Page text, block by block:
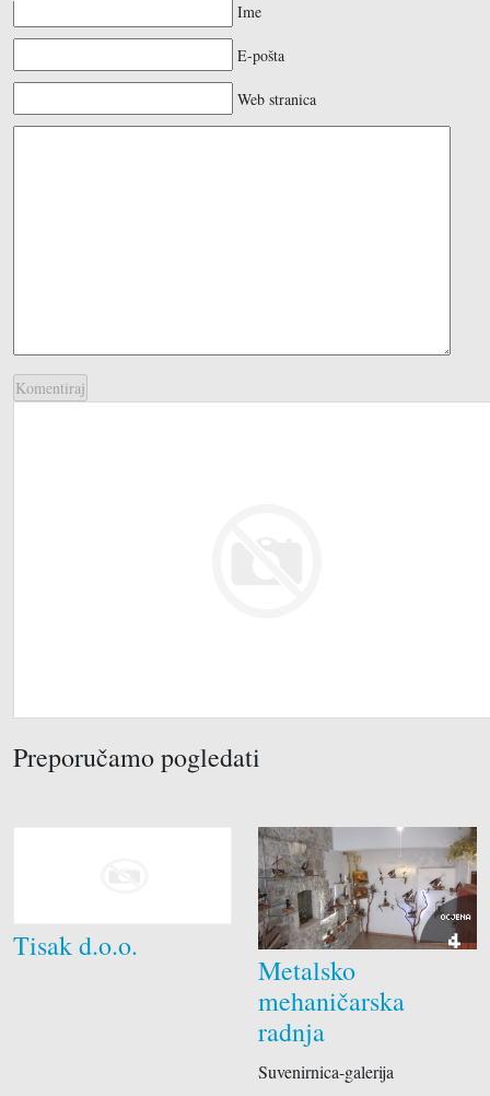
Ime
E-pošta
Web stranica
Preporučamo pogledati
Tisak d.o.o.
OCJENA
4
Metalsko
mehaničarska
radnja
Suvenirnica-galerija